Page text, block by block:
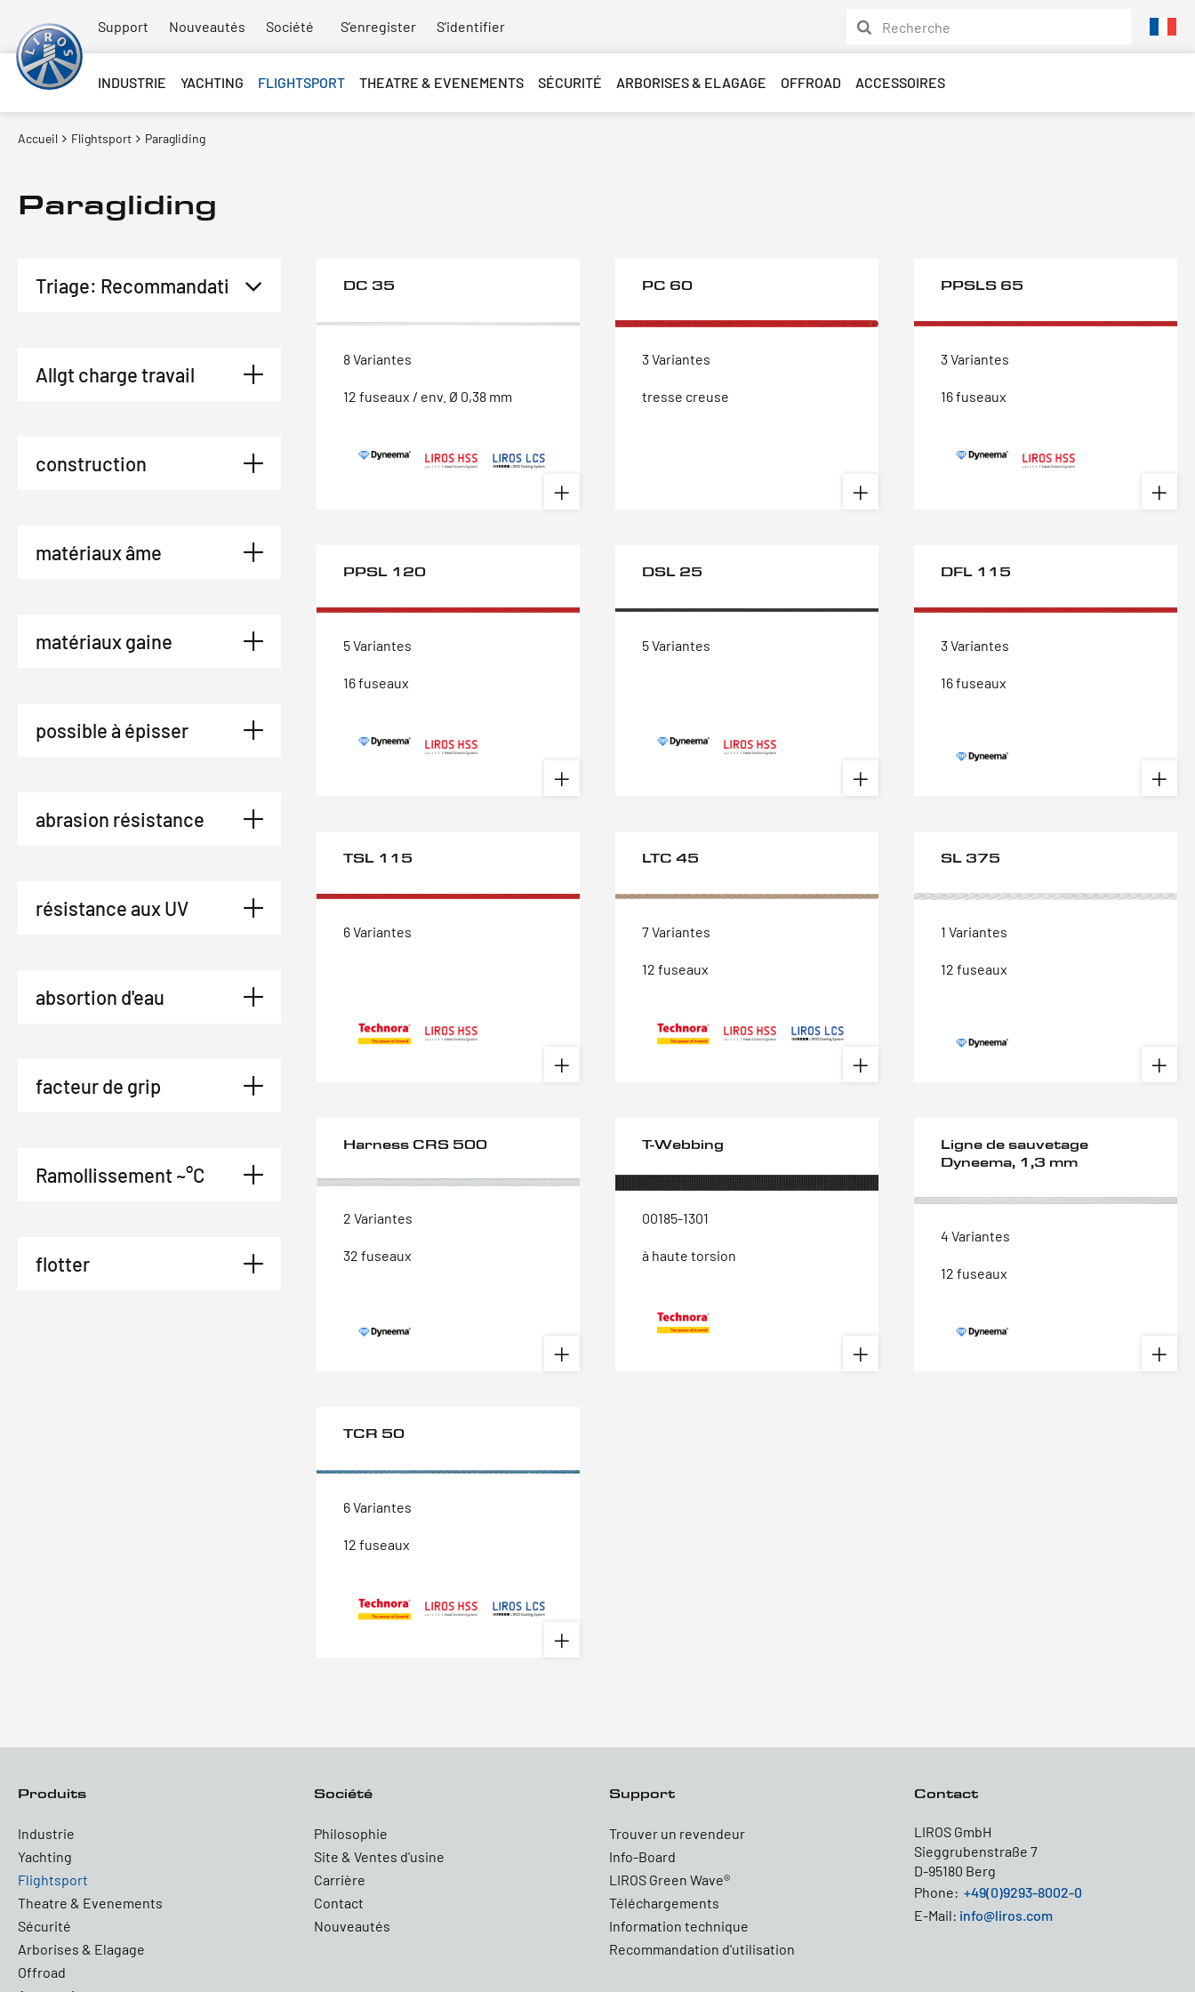
Support Nouveautés Société S’enregister S'identifier
INDUSTRIE YACHTING FLIGHTSPORT THEATRE & EVENEMENTS SÉCURITÉ ARBORISES & ELAGAGE OFFROAD ACCESSOIRES
Accueil Flightsport Paragliding
Paragliding
Allgt charge travail
construction
matériaux âme
matériaux gaine
possible à épisser
abrasion résistance
résistance aux UV
absortion d'eau
facteur de grip
Ramollissement ~°C
flotter
DC 35
8 Variantes
12 fuseaux / env. Ø 0,38 mm
PC 60
3 Variantes
tresse creuse
PPSLS 65
3 Variantes
16 fuseaux
PPSL 120
5 Variantes
16 fuseaux
DSL 25
5 Variantes
DFL 115
3 Variantes
16 fuseaux
TSL 115
6 Variantes
LTC 45
7 Variantes
12 fuseaux
SL 375
1 Variantes
12 fuseaux
Harness CRS 500
2 Variantes
32 fuseaux
T-Webbing
00185-1301
à haute torsion
Ligne de sauvetage
Dyneema, 1,3 mm
4 Variantes
12 fuseaux
TCR 50
6 Variantes
12 fuseaux
Produits
Industrie
Yachting
Flightsport
Theatre & Evenements
Sécurité
Arborises & Elagage
Offroad
Société
Philosophie
Site & Ventes d'usine
Carrière
Contact
Nouveautés
Support
Trouver un revendeur
Info-Board
LIROS Green Wave®
Téléchargements
Information technique
Recommandation d'utilisation
Contact
LIROS GmbH
Sieggrubenstraße 7
D-95180 Berg
Phone: +49(0)9293-8002-0
E-Mail: info@liros.com